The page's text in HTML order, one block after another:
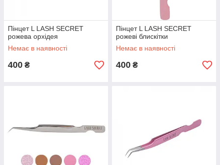
Пінцет L LASH SECRET
рожева орхідея
Немає в наявності
400 ₴
Пінцет L LASH SECRET
рожеві блискітки
Немає в наявності
400 ₴